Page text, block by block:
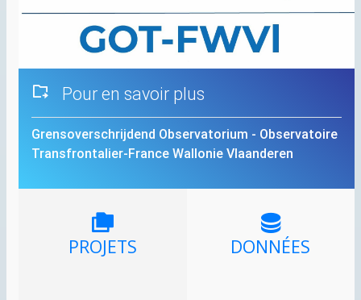
Pour en savoir plus
Grensoverschrijdend Observatorium - Observatoire
Transfrontalier-France Wallonie Vlaanderen
PROJETS DONNÉES